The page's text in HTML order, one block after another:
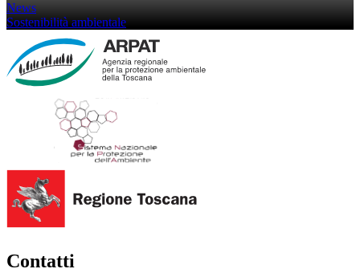
News
Sostenibilità ambientale
Contatti